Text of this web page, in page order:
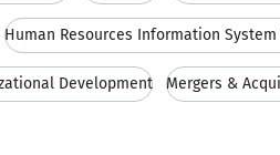
Human Resources Information System
Development Mergers &